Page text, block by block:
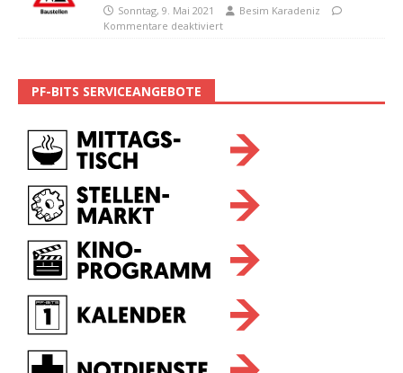
Sonntag, 9. Mai 2021
Besim Karadeniz
Kommentare deaktiviert
PF-BITS SERVICEANGEBOTE